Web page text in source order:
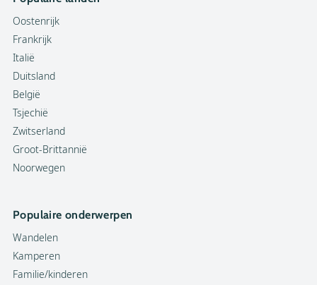
Oostenrijk
Frankrijk
Italië
Duitsland
België
Tsjechië
Zwitserland
Groot-Brittannië
Noorwegen
Populaire onderwerpen
Wandelen
Kamperen
Familie/kinderen